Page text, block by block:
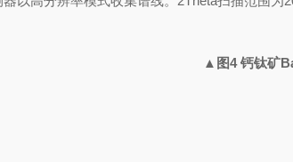
▲图4 钙钛矿